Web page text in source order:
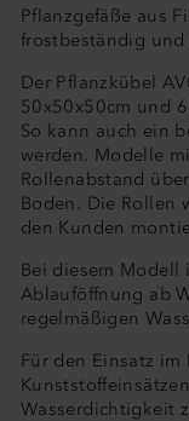
Pflanzgefäße aus
frostbeständig
Der Pflanzkübel
50x50x50cm und
So kann auch ein
werden. Modelle
Rollenabstand
Boden. Die Rollen
den Kunden
Bei diesem Modell
Ablauföffnung ab
regelmäßigen
Für den Einsatz
Wasserdichtigkeit